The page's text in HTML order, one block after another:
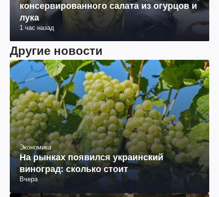
консервированного салата из огурцов и
лука
1 час назад
Другие новости
Экономика
На рынках появился украинский
виноград: сколько стоит
Вчера